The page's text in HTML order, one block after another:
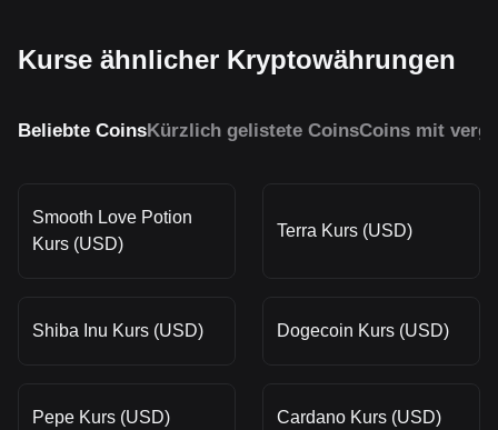
Kurse ähnlicher Kryptowährungen
Beliebte CoinsKürzlich gelistete CoinsCoins mit
Smooth Love Potion
Kurs (USD)
Terra Kurs (USD)
Shiba Inu Kurs (USD) Dogecoin Kurs (USD)
Pepe Kurs (USD) Cardano Kurs (USD)